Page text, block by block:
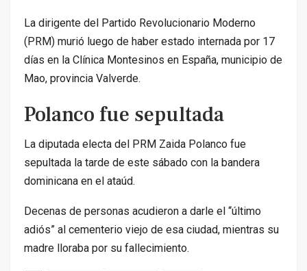
La dirigente del Partido Revolucionario Moderno
(PRM) murió luego de haber estado internada por 17
días en la Clínica Montesinos en España, municipio de
Mao, provincia Valverde.
Polanco fue sepultada
La diputada electa del PRM Zaida Polanco fue
sepultada la tarde de este sábado con la bandera
dominicana en el ataúd.
Decenas de personas acudieron a darle el “último
adiós” al cementerio viejo de esa ciudad, mientras su
madre lloraba por su fallecimiento.